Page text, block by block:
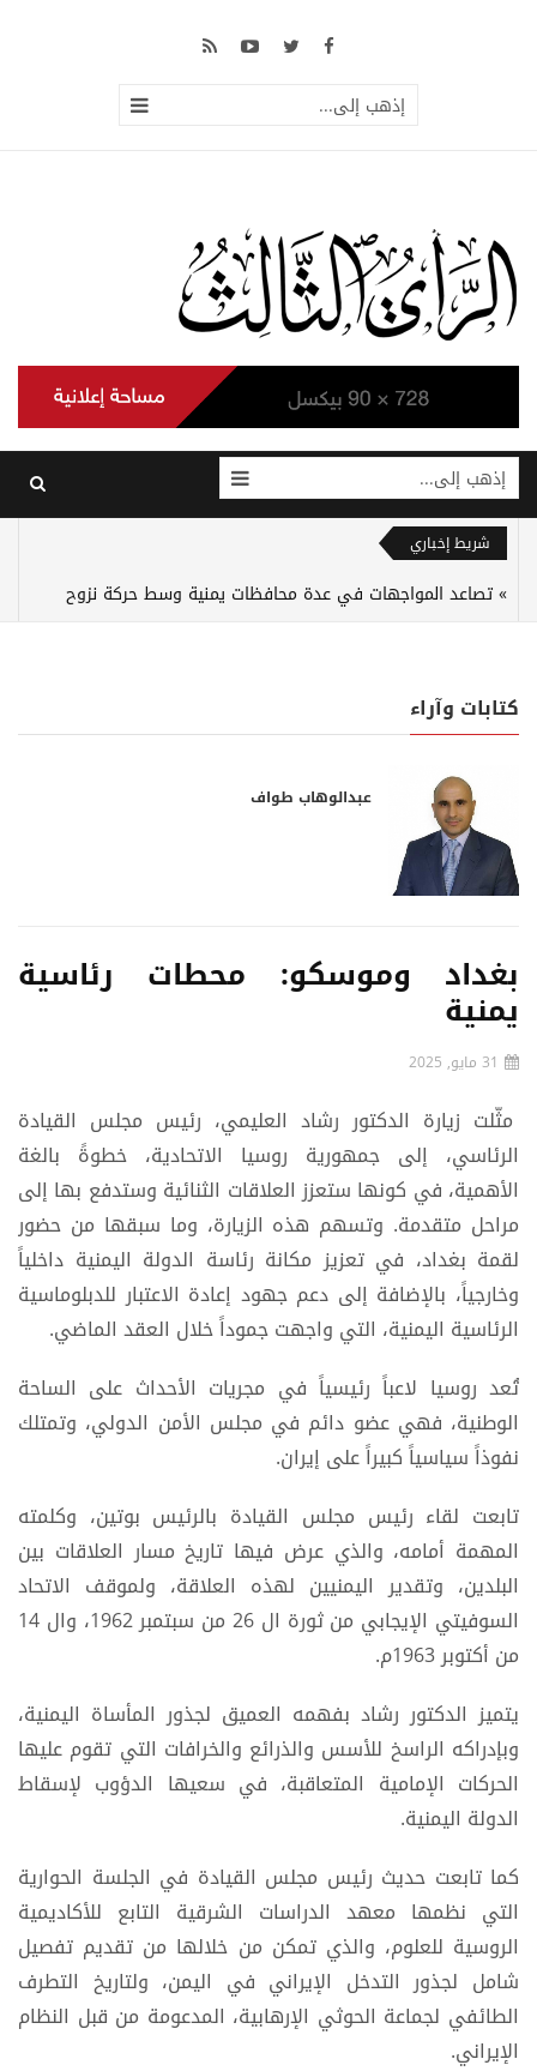
إذهب إلى...
إذهب إلى...
شريط إخباري
تصاعد المواجهات في عدة محافظات يمنية وسط حركة نزوح
كتابات وآراء
عبدالوهاب طواف
بغداد وموسكو: محطات رئاسية
يمنية
31 مايو, 2025
مثّلت زيارة الدكتور رشاد العليمي، رئيس مجلس القيادة
الرئاسي، إلى جمهورية روسيا الاتحادية، خطوةً بالغة
الأهمية، في كونها ستعزز العلاقات الثنائية وستدفع بها إلى
مراحل متقدمة. وتسهم هذه الزيارة، وما سبقها من حضور
لقمة بغداد، في تعزيز مكانة رئاسة الدولة اليمنية داخلياً
وخارجياً، بالإضافة إلى دعم جهود إعادة الاعتبار للدبلوماسية
الرئاسية اليمنية، التي واجهت جموداً خلال العقد الماضي.
تُعد روسيا لاعباً رئيسياً في مجريات الأحداث على الساحة
الوطنية، فهي عضو دائم في مجلس الأمن الدولي، وتمتلك
نفوذاً سياسياً كبيراً على إيران.
تابعت لقاء رئيس مجلس القيادة بالرئيس بوتين، وكلمته
المهمة أمامه، والذي عرض فيها تاريخ مسار العلاقات بين
البلدين، وتقدير اليمنيين لهذه العلاقة، ولموقف الاتحاد
السوفيتي الإيجابي من ثورة ال 26 من سبتمبر 1962، وال 14
من أكتوبر 1963م.
يتميز الدكتور رشاد بفهمه العميق لجذور المأساة اليمنية،
وبإدراكه الراسخ للأسس والذرائع والخرافات التي تقوم عليها
الحركات الإمامية المتعاقبة، في سعيها الدؤوب لإسقاط
الدولة اليمنية.
كما تابعت حديث رئيس مجلس القيادة في الجلسة الحوارية
التي نظمها معهد الدراسات الشرقية التابع للأكاديمية
الروسية للعلوم، والذي تمكن من خلالها من تقديم تفصيل
شامل لجذور التدخل الإيراني في اليمن، ولتاريخ التطرف
الطائفي لجماعة الحوثي الإرهابية، المدعومة من قبل النظام
الإيراني.